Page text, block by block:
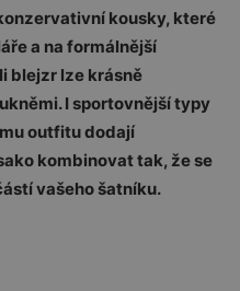
kousky, které
a na formálnější
blejzr lze krásně
I sportovnější typy
outfitu dodají
kombinovat tak, že se
vašeho šatníku.